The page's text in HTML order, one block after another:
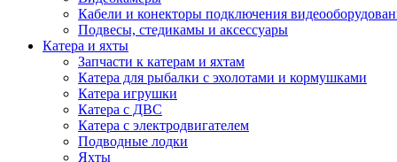
Кабели и конекторы подключения
Подвесы, стедикамы и аксессуары
Катера и яхты
Запчасти к катерам и яхтам
Катера для рыбалки с эхолотами и кормушками
Катера игрушки
Катера с ДВС
Катера с электродвигателем
Подводные лодки
Яхты